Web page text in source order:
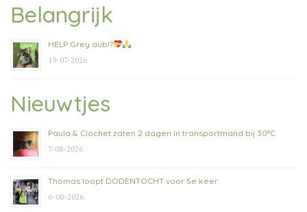
Belangrijk
HELP Grey aub!?
19-07-2026
Nieuwtjes
Paula & Clochet zaten 2 dagen in transportmand bij 30°C
7-08-2026
Thomas loopt DODENTOCHT voor 5e keer
6-08-2026